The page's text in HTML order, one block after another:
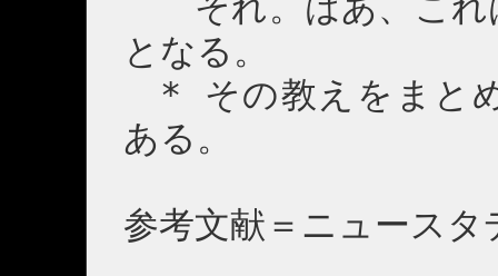
となる。
* その教えをまと
ある。
参考文献＝ニュースタ